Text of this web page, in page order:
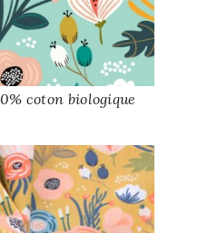
coton biologique